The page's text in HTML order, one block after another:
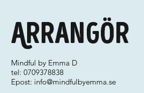
Arrangör
Mindful by Emma D
tel: 0709378838
Epost: info@mindfulbyemma.se